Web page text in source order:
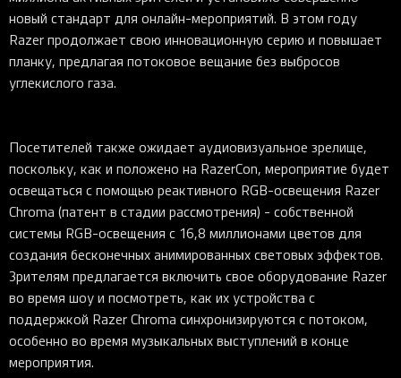
новый стандарт для онлайн-мероприятий. В этом году
Razer продолжает свою инновационную серию и повышает
планку, предлагая потоковое вещание без выбросов
углекислого газа.
Посетителей также ожидает аудиовизуальное зрелище,
поскольку, как и положено на RazerCon, мероприятие будет
освещаться с помощью реактивного RGB-освещения Razer
Chroma (патент в стадии рассмотрения) - собственной
системы RGB-освещения с 16,8 миллионами цветов для
создания бесконечных анимированных световых эффектов.
Зрителям предлагается включить свое оборудование Razer
во время шоу и посмотреть, как их устройства с
поддержкой Razer Chroma синхронизируются с потоком,
особенно во время музыкальных выступлений в конце
мероприятия.